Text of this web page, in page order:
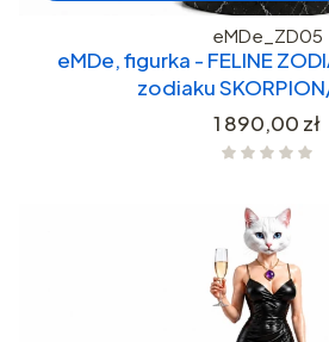
eMDe_ZD05
eMDe, figurka - FELINE
zodiaku
Cena
1 890,00 zł